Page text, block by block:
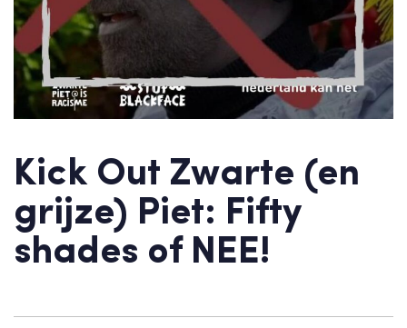
Kick Out Zwarte (en
grijze) Piet: Fifty
shades of NEE!